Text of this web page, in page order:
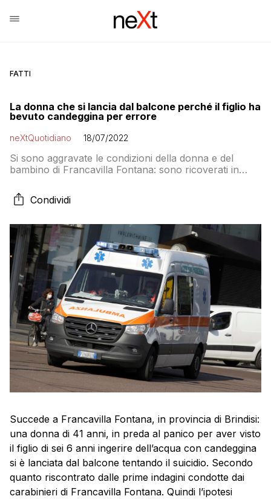
FATTI
La donna che si lancia dal balcone perché il figlio ha
bevuto candeggina per errore
neXtQuotidiano 18/07/2022
Si sono aggravate le condizioni della donna e del
bambino di Francavilla Fontana: sono ricoverati in
intensiva all’ospedale pediatrico ‘Giovanni XXIII’ di Bari
Condividi
Succede a Francavilla Fontana, in provincia di Brindisi:
una donna di 41 anni, in preda al panico per aver visto
il figlio di sei 6 anni ingerire dell’acqua con candeggina
si è lanciata dal balcone tentando il suicidio. Secondo
quanto riscontrato dalle prime indagini condotte dai
carabinieri di Francavilla Fontana. Quindi l’ipotesi